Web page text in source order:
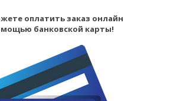
оплатить заказ онлайн
банковской карты!